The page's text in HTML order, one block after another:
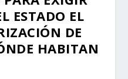
ESTADO EL
DE
HABITAN